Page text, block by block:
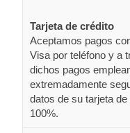
Tarjeta de crédito
Aceptamos pagos
Visa por teléfono y a
dichos pagos
extremadamente
datos de su tarjeta
100%.